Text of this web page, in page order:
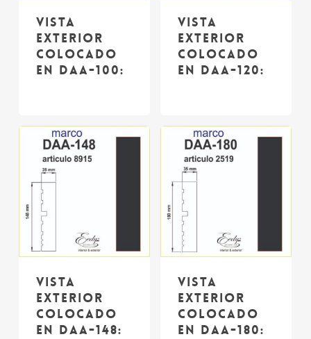
Vista
exterior
colocado
en DAA-100:
Vista
exterior
colocado
en DAA-120:
Vista
exterior
colocado
en DAA-148:
Vista
exterior
colocado
en DAA-180: